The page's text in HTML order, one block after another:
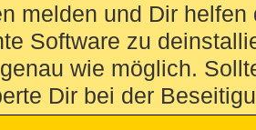
melden und Dir
Software zu
wie möglich.
Dir bei der